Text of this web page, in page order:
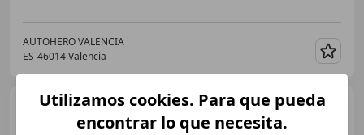
AUTOHERO VALENCIA
ES-46014 Valencia
MINI Cooper S
CountrymanAUT.
Utilizamos cookies. Para que pueda
encontrar lo que necesita.